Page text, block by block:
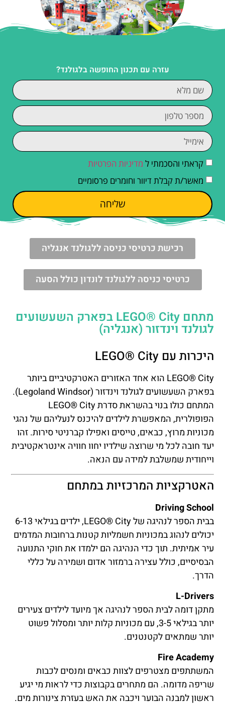
עזרה עם תכנון החופשה בלגולנד?
קראתי והסכמתי ל מדיניות הפרטיות
מאשר/ת קבלת דיוור וחומרים פרסומיים
שליחה
רכישת כרטיסי כניסה ללגולנד אנגליה
כרטיסי כניסה ללגולנד לונדון כולל הסעה
מתחם LEGO® City בפארק השעשועים
לגולנד וינדזור (אנגליה)
היכרות עם LEGO® City
LEGO® City הוא אחד האזורים האטרקטיביים ביותר
בפארק השעשועים לגולנד וינדזור (Legoland Windsor).
המתחם כולו בנוי בהשראת סדרת LEGO® City
הפופולרית, המאפשרת לילדים להיכנס לנעליהם של נהגי
מכוניות מרוץ, כבאים, טייסים ואפילו קברניטי סירות. זהו
יעד חובה לכל מי שרוצה שילדיו יחוו חוויה אינטראקטיבית
וייחודית שמשלבת למידה עם הנאה.
האטרקציות המרכזיות במתחם
Driving School
בבית הספר לנהיגה של LEGO® City, ילדים בגילאי 6-13
יכולים לנהוג במכוניות חשמליות קטנות ברחובות המדמים
עיר אמיתית. תוך כדי הנהיגה הם ילמדו את חוקי התנועה
הבסיסיים, כולל עצירה ברמזור אדום ושמירה על כללי
הדרך.
L-Drivers
מתקן דומה לבית הספר לנהיגה אך מיועד לילדים צעירים
יותר בגילאי 3-5, עם מכוניות קלות יותר ומסלול פשוט
יותר שמתאים לקטנטנים.
Fire Academy
המשתתפים מצטרפים לצוות כבאים ומנסים לכבות
שריפה מדומה. הם מתחרים בקבוצות כדי לראות מי יגיע
ראשון למבנה הבוער ויכבה את האש בעזרת צינורות מים.